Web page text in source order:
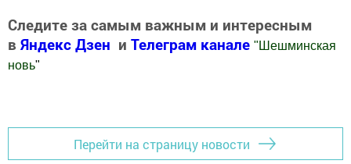
Следите за самым важным и интересным
в Яндекс Дзен и Телеграм канале " Шешминская
новь"
Перейти на страницу новости